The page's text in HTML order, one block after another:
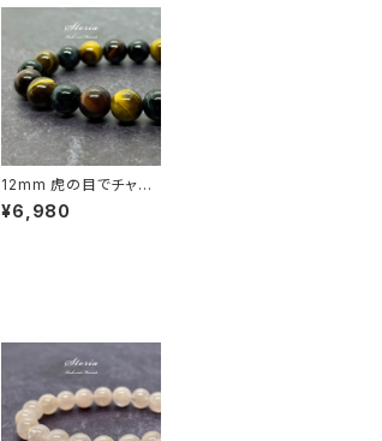
12mm 虎の目でチャン
スをつかむ 3色タイガー
アイ ブレスレット
¥6,980